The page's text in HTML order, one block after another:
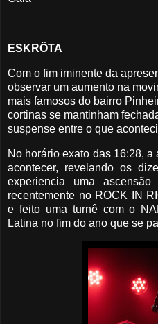
ESKRÖTA
Com o fim iminente da
observar um aumento na
mais famosos do bairro
cortinas se mantinham
suspense entre o que
No horário exato das 16:28,
acontecer, revelando os
experiencia uma
recentemente no ROCK IN
e feito uma turnê com o
Latina no fim do ano que se